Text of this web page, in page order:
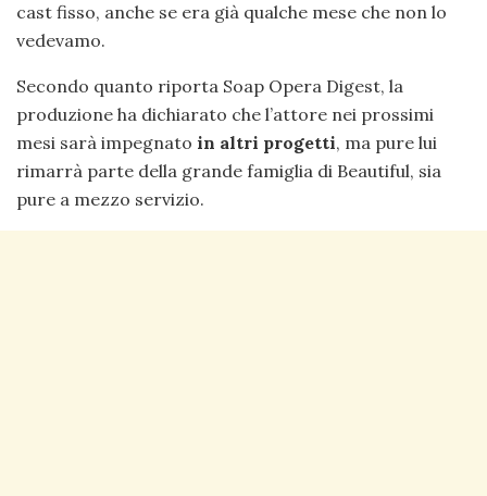
cast fisso, anche se era già qualche mese che non lo
vedevamo.
Secondo quanto riporta Soap Opera Digest, la
produzione ha dichiarato che l’attore nei prossimi
mesi sarà impegnato in altri progetti, ma pure lui
rimarrà parte della grande famiglia di Beautiful, sia
pure a mezzo servizio.